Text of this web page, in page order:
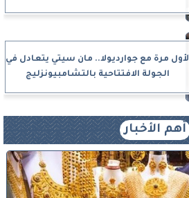
لأول مرة مع جوارديولا.. مان سيتي يتعادل في
الجولة الافتتاحية بالتشامبيونزليج
أهم الأخبار